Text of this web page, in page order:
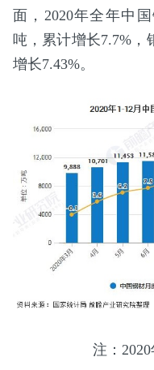
面，2020年全年中
吨，累计增长7.7%，
增长7.43%。
注：